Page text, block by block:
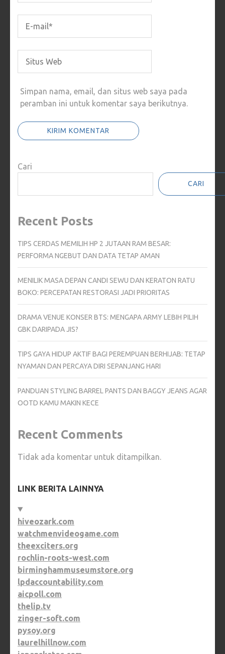
Simpan nama, email, dan situs web saya pada
peramban ini untuk komentar saya berikutnya.
Cari
CARI
Recent Posts
TIPS CERDAS MEMILIH HP 2 JUTAAN RAM BESAR:
PERFORMA NGEBUT DAN DATA TETAP AMAN
MENILIK MASA DEPAN CANDI SEWU DAN KERATON RATU
BOKO: PERCEPATAN RESTORASI JADI PRIORITAS
DRAMA VENUE KONSER BTS: MENGAPA ARMY LEBIH PILIH
GBK DARIPADA JIS?
TIPS GAYA HIDUP AKTIF BAGI PEREMPUAN BERHIJAB: TETAP
NYAMAN DAN PERCAYA DIRI SEPANJANG HARI
PANDUAN STYLING BARREL PANTS DAN BAGGY JEANS AGAR
OOTD KAMU MAKIN KECE
Recent Comments
Tidak ada komentar untuk ditampilkan.
LINK BERITA LAINNYA
hiveozark.com
watchmenvideogame.com
theexciters.org
rochlin-roots-west.com
birminghammuseumstore.org
lpdaccountability.com
aicpoll.com
thelip.tv
zinger-soft.com
pysoy.org
laurelhillnow.com